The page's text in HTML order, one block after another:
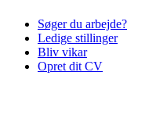
Søger du arbejde?
Ledige stillinger
Bliv vikar
Opret dit CV